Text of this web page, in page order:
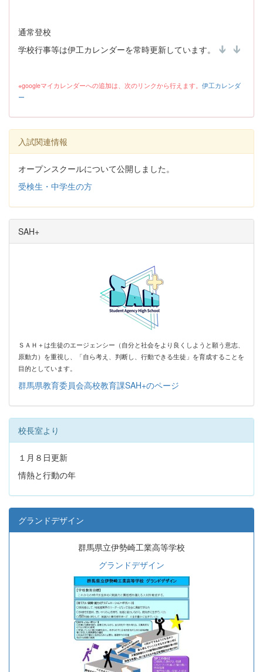
通常登校
学校行事等は伊工カレンダーを常時更新しています。
※googleマイカレンダーへの追加は、次のリンクから行えます。 伊工カレンダ
ー
入試関連情報
オープンスクールについて公開しました。
受検生・中学生の方
SAH+
ＳＡＨ＋は生徒のエージェンシー（自分と社会をより良くしようと願う意志、
原動力）を重視し、「自ら考え、判断し、行動できる生徒」を育成することを
目的としています。
群馬県教育委員会高校教育課SAH+のページ
校長室より
１月８日更新
情熱と行動の年
グランドデザイン
群馬県立伊勢崎工業高等学校
グランドデザイン